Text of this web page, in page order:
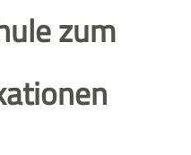
zum